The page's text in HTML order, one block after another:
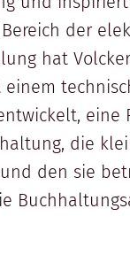
der
hat
eine
die
den sie